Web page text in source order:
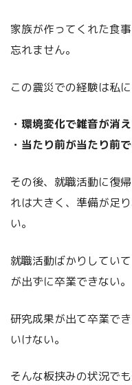
家族が作ってくれた食
忘れません。
この震災での経験は私
・環境変化で雑音が消
・当たり前が当たり前
その後、就職活動に復
れは大きく、準備が足
い。
就職活動ばかりしてい
が出ずに卒業できない。
研究成果が出て卒業で
いけない。
そんな板挟みの状況で